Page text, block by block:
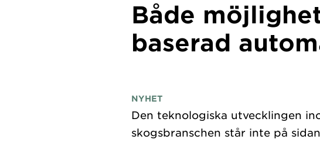
Både
baserad
NYHET
Den teknologiska utvecklingen
skogsbranschen står inte på